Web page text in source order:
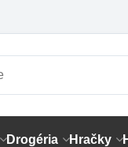
Drogéria Hračky